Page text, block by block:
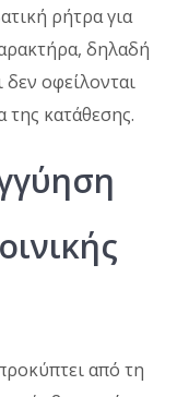
ρήτρα για
δηλαδή
δεν οφείλονται
κατάθεσης.
από τη